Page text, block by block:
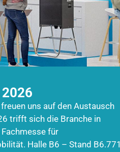
uns auf den Austausch
trifft sich die Branche in
für
Halle B6 – Stand B6.771